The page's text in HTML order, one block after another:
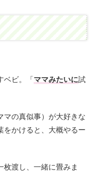
ベビ。「ママみたいに試
マの真似事）が大好きな
をかけると、大概やるー
枚渡し、一緒に畳みま